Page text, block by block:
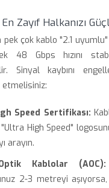
Zayıf Halkanızı
pek çok kablo "2.1
48 Gbps hızını
Sinyal kaybını
Speed Sertifikası:
High Speed"
arayın.
Kablolar (AOC):
2-3 metreyi